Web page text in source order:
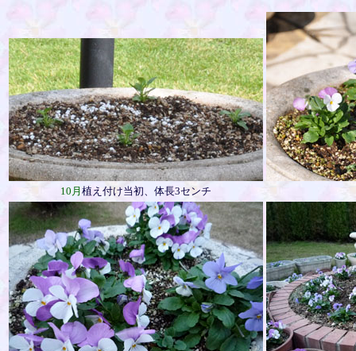
10月 植え付け当初、体長3センチ